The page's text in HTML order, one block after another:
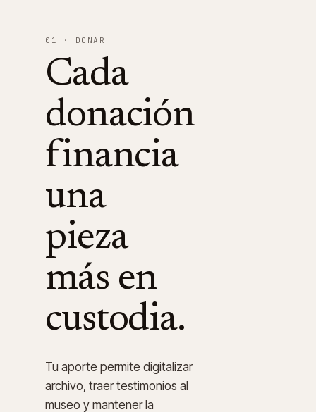
01 · DONAR
Cada
donación
financia
una
pieza
más en
custodia.
Tu aporte permite digitalizar
archivo, traer testimonios al
museo y mantener la